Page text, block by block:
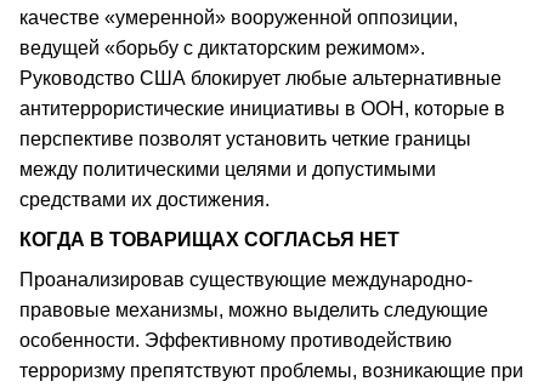
качестве «умеренной» вооруженной оппозиции,
ведущей «борьбу с диктаторским режимом».
Руководство США блокирует любые альтернативные
антитеррористические инициативы в ООН, которые в
перспективе позволят установить четкие границы
между политическими целями и допустимыми
средствами их достижения.
КОГДА В ТОВАРИЩАХ СОГЛАСЬЯ НЕТ
Проанализировав существующие международно-
правовые механизмы, можно выделить следующие
особенности. Эффективному противодействию
терроризму препятствуют проблемы, возникающие при